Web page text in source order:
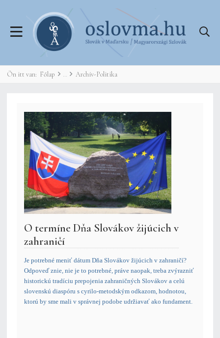
Ön itt van: Főlap Archív-Politika
O termíne Dňa Slovákov žijúcich v
zahraničí
Je potrebné meniť dátum Dňa Slovákov žijúcich v zahraničí?
Odpoveď znie, nie je to potrebné, práve naopak, treba zvýrazniť
historickú tradíciu prepojenia zahraničných Slovákov a celú
slovenskú diaspóru s cyrilo-metodským odkazom, hodnotou,
ktorú by sme mali v správnej podobe udržiavať ako fundament.